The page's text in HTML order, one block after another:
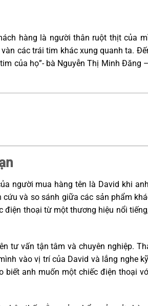
hàng là người thân ruột thịt của
các trái tim khác xung quanh ta.
của họ”- bà Nguyễn Thị Minh Đăng
người mua hàng tên là David khi
và so sánh giữa các sản phẩm
thoại từ một thương hiệu nổi
tư vấn tận tâm và chuyên nghiệp.
vào vị trí của David và lắng nghe
anh muốn một chiếc điện thoại